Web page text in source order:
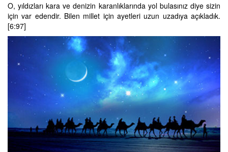
O, yıldızları kara ve denizin karanlıklarında yol bulasınız diye sizin
için var edendir. Bilen millet için ayetleri uzun uzadıya açıkladık.
[6:97]